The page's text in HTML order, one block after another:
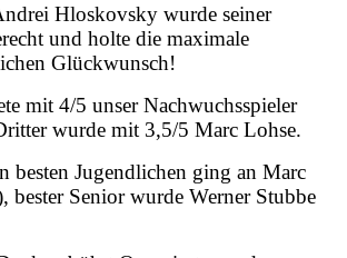
Hloskovsky wurde seiner
und holte die maximale
Glückwunsch!
mit 4/5 unser Nachwuchsspieler
wurde mit 3,5/5 Marc Lohse.
besten Jugendlichen ging an Marc
bester Senior wurde Werner Stubbe